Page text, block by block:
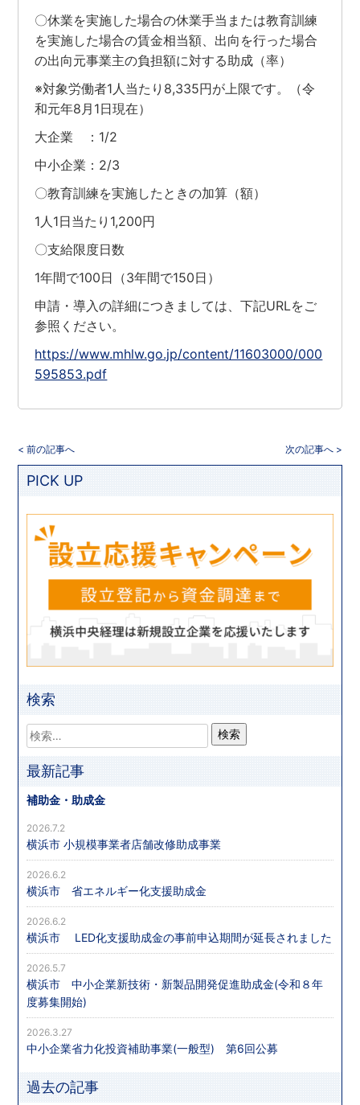
〇休業を実施した場合の休業手当または教育訓練
を実施した場合の賃金相当額、出向を行った場合
の出向元事業主の負担額に対する助成（率）
※対象労働者1人当たり8,335円が上限です。（令
和元年8月1日現在）
大企業 ：1/2
中小企業：2/3
〇教育訓練を実施したときの加算（額）
1人1日当たり1,200円
〇支給限度日数
1年間で100日（3年間で150日）
申請・導入の詳細につきましては、下記URLをご
参照ください。
https://www.mhlw.go.jp/content/11603000/000
595853.pdf
< 前の記事へ 次の記事へ >
PICK UP
検索
最新記事
補助金・助成金
横浜市 小規模事業者店舗改修助成事業
2026.7.2
横浜市 省エネルギー化支援助成金
2026.6.2
横浜市 LED化支援助成金の事前申込期間が延長されました
2026.6.2
横浜市 中小企業新技術・新製品開発促進助成金(令和８年
度募集開始)
2026.5.7
中小企業省力化投資補助事業(一般型) 第6回公募
2026.3.27
過去の記事